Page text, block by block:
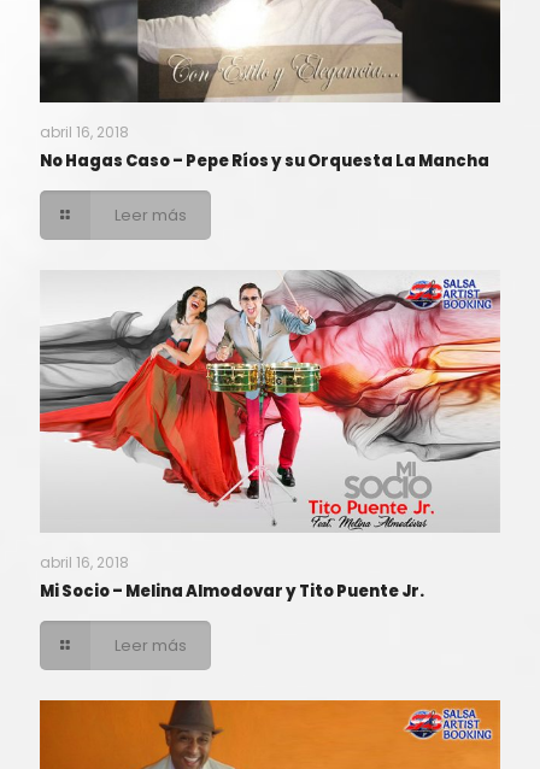
abril 16, 2018
No Hagas Caso – Pepe Ríos y su Orquesta La Mancha
Leer más
abril 16, 2018
Mi Socio – Melina Almodovar y Tito Puente Jr.
Leer más